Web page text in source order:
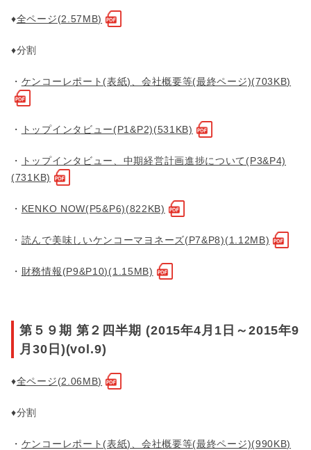
♦全ページ(2.57MB)
♦分割
・ ケンコーレポート(表紙)、会社概要等(最終ページ)(703KB)
・ トップインタビュー(P1&P2)(531KB)
・
トップインタビュー、中期経営計画進捗について(P3&P4)
(731KB)
・ KENKO NOW(P5&P6)(822KB)
・ 読んで美味しいケンコーマヨネーズ(P7&P8)(1.12MB)
・ 財務情報(P9&P10)(1.15MB)
第５９期 第２四半期 (2015年4月1日～2015年9
月30日)(vol.9)
♦全ページ(2.06MB)
♦分割
・ ケンコーレポート(表紙)、会社概要等(最終ページ)(990KB)